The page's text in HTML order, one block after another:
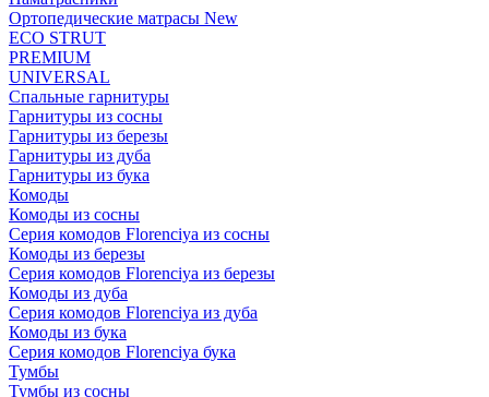
Ортопедические матрасы New
ECO STRUT
PREMIUM
UNIVERSAL
Спальные гарнитуры
Гарнитуры из сосны
Гарнитуры из березы
Гарнитуры из дуба
Гарнитуры из бука
Комоды
Комоды из сосны
Серия комодов Florenciya из сосны
Комоды из березы
Серия комодов Florenciya из березы
Комоды из дуба
Серия комодов Florenciya из дуба
Комоды из бука
Серия комодов Florenciya бука
Тумбы
Тумбы из сосны